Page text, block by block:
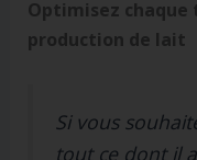
Optimisez
production de lait
Si vous
tout ce dont il